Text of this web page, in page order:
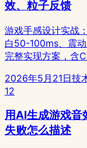
效、粒子反馈
游戏手感设计实战
白50-100ms、震
完整实现方案，含
2026年5月21日技
12
用AI生成游戏音
失败怎么描述